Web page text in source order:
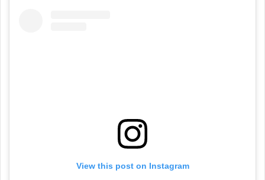
View this post on Instagram